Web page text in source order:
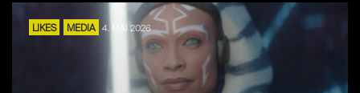
LIKES MEDIA 4. MAI 2026